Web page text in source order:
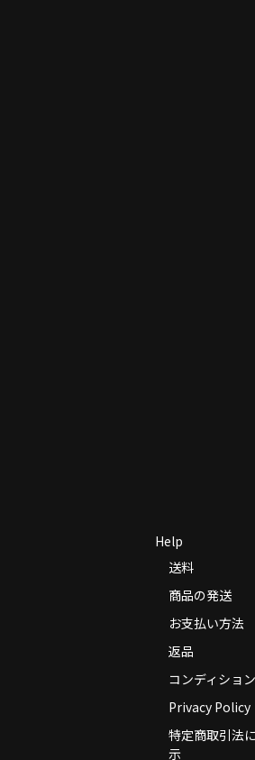
Help
送料
商品の発送
お支払い方法
返品
コンディション
Privacy Policy
特定商取引法
示